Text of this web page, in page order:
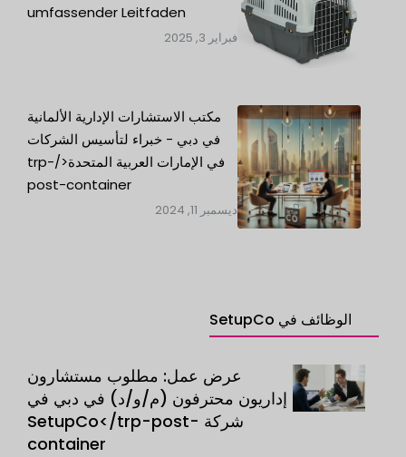
umfassender Leitfaden
فبراير 3, 2025
مكتب الاستشارات الإدارية الألمانية
في دبي - خبراء لتأسيس الشركات
في الإمارات العربية المتحدة</trp-
post-container
ديسمبر 11, 2024
الوظائف في SetupCo
عرض عمل: مطلوب مستشارون
إداريون محترفون (م/و/د) في دبي في
شركة SetupCo</trp-post-
container